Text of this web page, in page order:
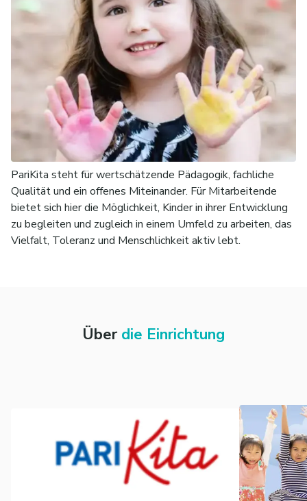
PariKita steht für wertschätzende Pädagogik, fachliche
Qualität und ein offenes Miteinander. Für Mitarbeitende
bietet sich hier die Möglichkeit, Kinder in ihrer Entwicklung
zu begleiten und zugleich in einem Umfeld zu arbeiten, das
Vielfalt, Toleranz und Menschlichkeit aktiv lebt.
Über die Einrichtung